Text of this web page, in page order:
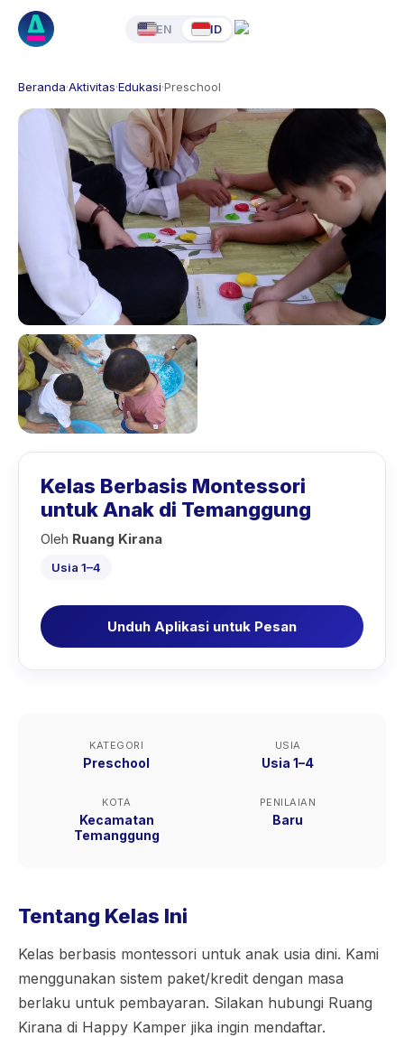
EN ID
Beranda·Aktivitas·Edukasi·Preschool
Kelas Berbasis Montessori
untuk Anak di Temanggung
Oleh Ruang Kirana
Usia 1–4
Unduh Aplikasi untuk Pesan
KATEGORI
Preschool
USIA
Usia 1–4
KOTA
Kecamatan
Temanggung
PENILAIAN
Baru
Tentang Kelas Ini
Kelas berbasis montessori untuk anak usia dini. Kami
menggunakan sistem paket/kredit dengan masa
berlaku untuk pembayaran. Silakan hubungi Ruang
Kirana di Happy Kamper jika ingin mendaftar.